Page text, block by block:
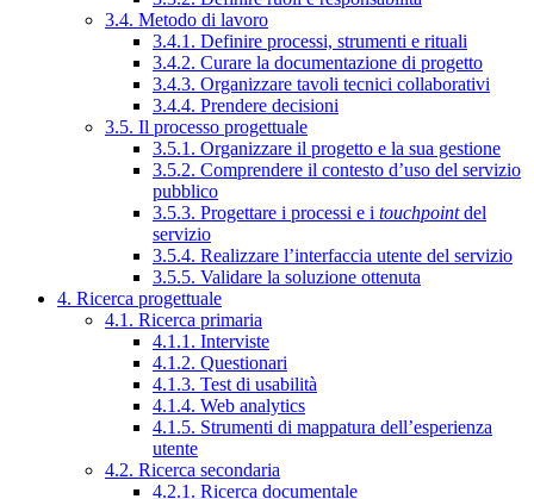
3.4. Metodo di lavoro
3.4.1. Definire processi, strumenti e rituali
3.4.2. Curare la documentazione di progetto
3.4.3. Organizzare tavoli tecnici collaborativi
3.4.4. Prendere decisioni
3.5. Il processo progettuale
3.5.1. Organizzare il progetto e la sua gestione
3.5.2. Comprendere il contesto d’uso del servizio
pubblico
3.5.3. Progettare i processi e i touchpointdel
servizio
3.5.4. Realizzare l’interfaccia utente del servizio
3.5.5. Validare la soluzione ottenuta
4. Ricerca progettuale
4.1. Ricerca primaria
4.1.1. Interviste
4.1.2. Questionari
4.1.3. Test di usabilità
4.1.4. Web analytics
4.1.5. Strumenti di mappatura dell’esperienza
utente
4.2. Ricerca secondaria
4.2.1. Ricerca documentale